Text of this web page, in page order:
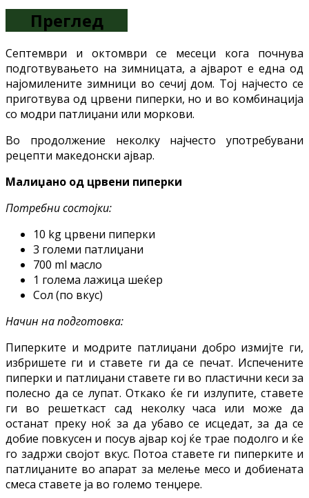
Преглед
Септември и октомври се месеци кога почнува
подготвувањето на зимницата, а ајварот е една од
најомилените зимници во сечиј дом. Тој најчесто се
приготвува од црвени пиперки, но и во комбинација
со модри патлиџани или моркови.
Во продолжение неколку најчесто употребувани
рецепти македонски ајвар.
Малиџано од црвени пиперки
Потребни состојки:
10 kg црвени пиперки
3 големи патлиџани
700 ml масло
1 голема лажица шеќер
Сол (по вкус)
Начин на подготовка:
Пиперките и модрите патлиџани добро измијте ги,
избришете ги и ставете ги да се печат. Испечените
пиперки и патлиџани ставете ги во пластични кеси за
полесно да се лупат. Откако ќе ги излупите, ставете
ги во решеткаст сад неколку часа или може да
останат преку ноќ за да убаво се исцедат, за да се
добие повкусен и посув ајвар кој ќе трае подолго и ќе
го задржи својот вкус. Потоа ставете ги пиперките и
патлиџаните во апарат за мелење месо и добиената
смеса ставете ја во големо тенџере.